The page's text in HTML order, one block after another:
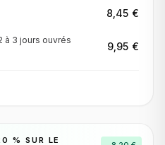
8,45 €
à 3 jours ouvrés
9,95 €
% SUR LE